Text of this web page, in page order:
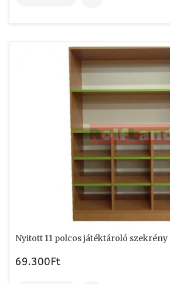
Nyitott 11 polcos játéktároló szekrény
69.300Ft